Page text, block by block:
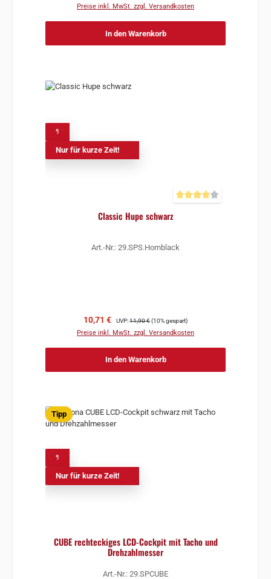
Preise inkl. MwSt. zzgl. Versandkosten
In den Warenkorb
Nur für kurze Zeit!
Durchschnittliche
Classic Hupe schwarz
Art.-Nr.: 29.SPS.Hornblack
Verkaufspreis:
10,71 € Regulärer Preis:
UVP:11,90 €(10% gespart)
Preise inkl. MwSt. zzgl. Versandkosten
In den Warenkorb
Tipp
Nur für kurze Zeit!
CUBE rechteckiges LCD-Cockpit mit Tacho und
Drehzahlmesser
Art.-Nr.: 29.SPCUBE